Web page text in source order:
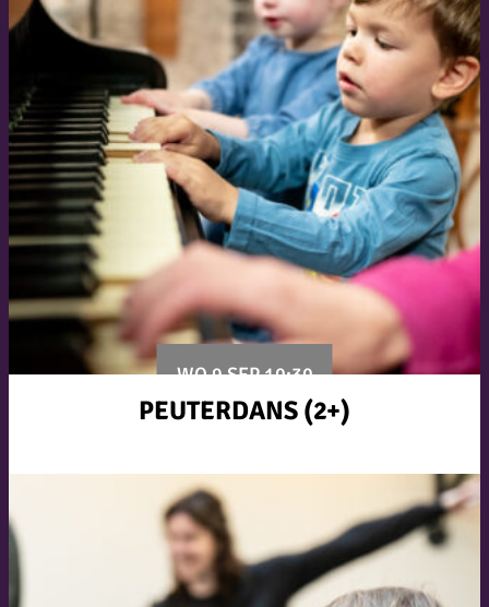
WO 9 SEP 10:30
PEUTERDANS (2+)